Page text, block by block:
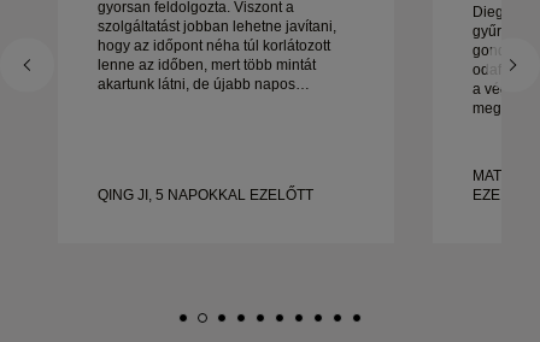
gyorsan feldolgozta. Viszont a
szolgáltatást jobban lehetne javítani,
hogy az időpont néha túl korlátozott
lenne az időben, mert több mintát
akartunk látni, de újabb napos
QING JI, 5 NAPOKKAL EZELŐTT
Diego
gyűrűink
a végéig.
gyűrűt
EZELŐTT